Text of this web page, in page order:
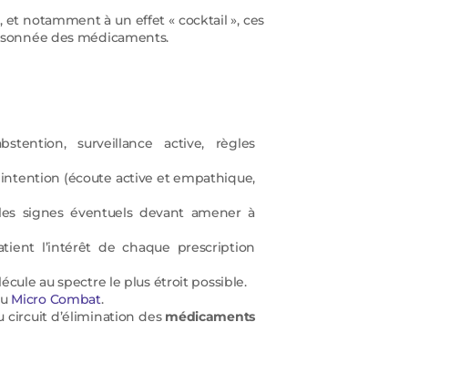
et notamment à un effet « cocktail », ces
des médicaments.
surveillance active, règles
(écoute active et empathique,
signes éventuels devant amener à
l’intérêt de chaque prescription
au spectre le plus étroit possible.
Micro Combat.
circuit d’élimination des médicaments